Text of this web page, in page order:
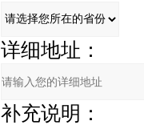
详细地址：
补充说明：